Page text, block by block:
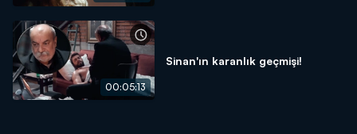
00:05:13
Sinan'ın karanlık geçmişi!